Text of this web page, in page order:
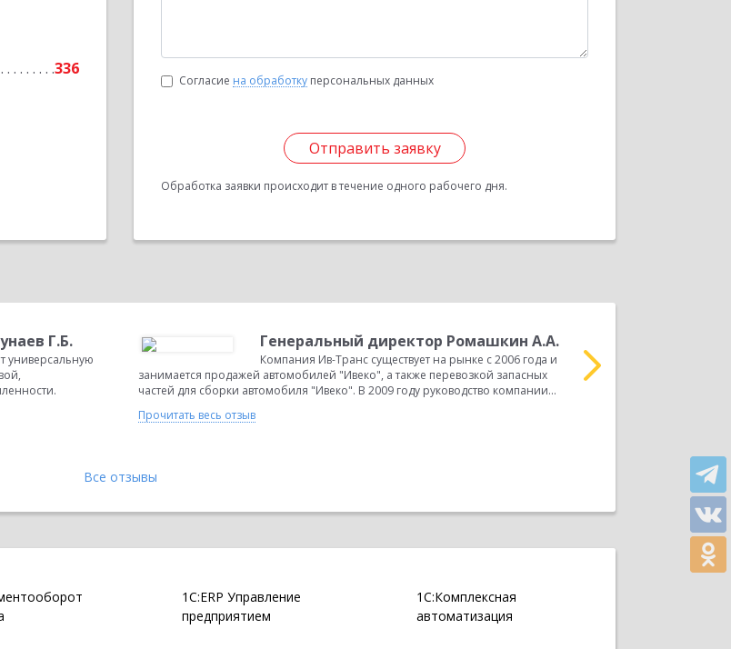
336
Согласие на обработку персональных данных
Отправить заявку
Обработка заявки происходит в течение одного рабочего дня.
Г.Б.
универсальную
Генеральный директор Ромашкин А.А.
Компания Ив-Транс существует на рынке с 2006 года и
занимается продажей автомобилей "Ивеко", а также перевозкой запасных
частей для сборки автомобиля "Ивеко". В 2009 году руководство компании...
Прочитать весь отзыв
Все отзывы
1С:ERP Управление
предприятием
1С:Комплексная
автоматизация